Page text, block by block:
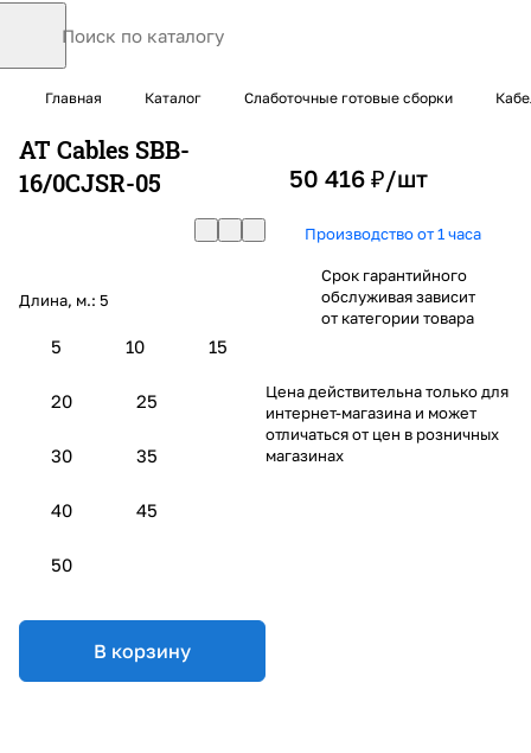
Главная Каталог Слаботочные готовые сборки
AT Cables SBB-
16/0CJSR-05
Длина, м.: 5
5 10 15
20 25
30 35
40 45
50
В корзину
50 416 ₽/шт
Производство от 1 часа
Срок гарантийного
обслуживая зависит
от категории товара
Цена действительна только для
интернет-магазина и может
отличаться от цен в розничных
магазинах